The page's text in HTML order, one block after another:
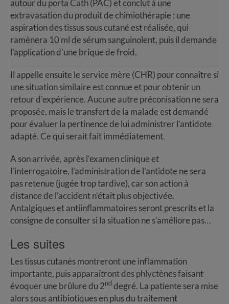
autour du porta Cath (PAC) et conclut à une
extravasation du produit de chimiothérapie : une
aspiration des tissus sous cutané est réalisée, qui
ramènera 10 ml de sérum sanguinolent, puis il demande
l’application d’une brique de froid.
Il appelle ensuite le service mère (CHR) pour connaître si
une situation similaire est connue et pour obtenir un
retour d’expérience. Aucune autre préconisation ne sera
proposée, mais le transfert de la malade est demandé
pour évaluer la pertinence de lui administrer l’antidote
adapté. Ce qui serait fait immédiatement.
A son arrivée, après l’examen clinique et
l’interrogatoire, l’administration de l’antidote ne sera
pas retenue (jugée trop tardive), car son action à
distance de l’accident n’était plus objectivée.
Antalgiques et antiinflammatoires seront prescrits et la
consigne de consulter si la situation ne s’améliore pas…
Les suites
Les tissus cutanés montreront une inflammation
importante, puis apparaîtront des phlyctènes faisant
évoquer une brûlure du 2nddegré. La patiente sera mise
alors sous antibiotiques en plus du traitement